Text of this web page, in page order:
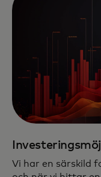
Vi har en särskild